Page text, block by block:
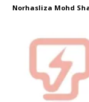
Norhasliza Mohd